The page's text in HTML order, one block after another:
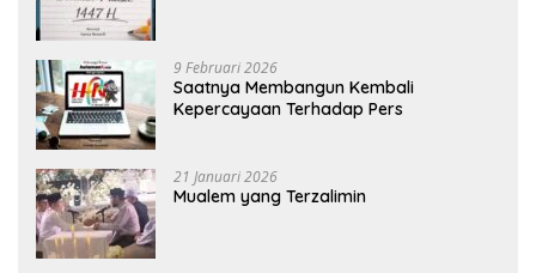
9 Februari 2026
Saatnya Membangun Kembali
Kepercayaan Terhadap Pers
21 Januari 2026
Mualem yang Terzalimin